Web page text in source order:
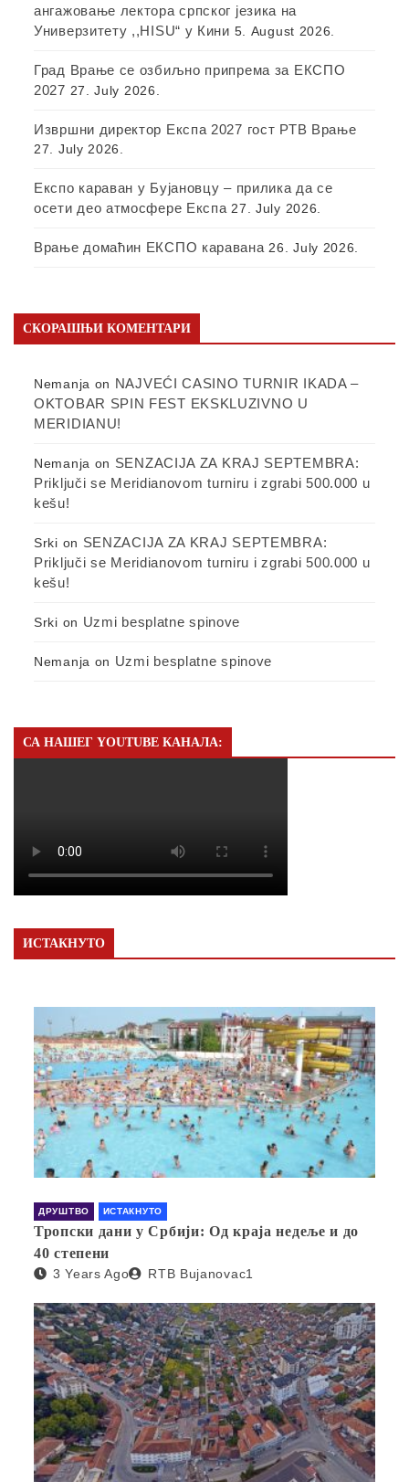
ангажовање лектора српског језика на
Универзитету ,,HISU“ у Кини 5. August 2026.
Град Врање се озбиљно припрема за ЕКСПО
2027 27. July 2026.
Извршни директор Експа 2027 гост РТВ Врање
27. July 2026.
Експо караван у Бујановцу – прилика да се
осети део атмосфере Експа 27. July 2026.
Врање домаћин ЕКСПО каравана 26. July 2026.
СКОРАШЊИ КОМЕНТАРИ
Nemanja on NAJVEĆI CASINO TURNIR IKADA –
OKTOBAR SPIN FEST EKSKLUZIVNO U
MERIDIANU!
Nemanja on SENZACIJA ZA KRAJ SEPTEMBRA:
Priključi se Meridianovom turniru i zgrabi 500.000 u
kešu!
Srki on SENZACIJA ZA KRAJ SEPTEMBRA:
Priključi se Meridianovom turniru i zgrabi 500.000 u
kešu!
Srki on Uzmi besplatne spinove
Nemanja on Uzmi besplatne spinove
СА НАШЕГ YOUTUBE КАНАЛА:
ИСТАКНУТО
ДРУШТВО ИСТАКНУТО
Тропски дани у Србији: Од краја недеље и до
40 степени
3 Years Ago RTB Bujanovac1